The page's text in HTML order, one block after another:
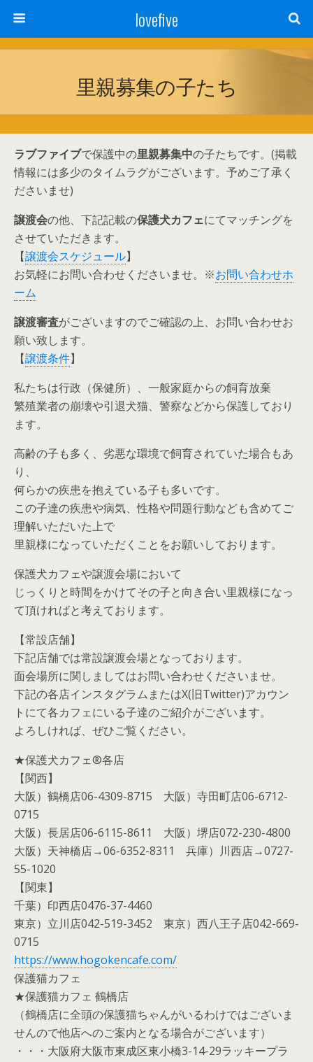
lovefive
里親募集の子たち
ラブファイブで保護中の里親募集中の子たちです。(掲載
情報には多少のタイムラグがございます。予めご了承く
ださいませ)
譲渡会の他、下記記載の保護犬カフェにてマッチングを
させていただきます。
【譲渡会スケジュール】
お気軽にお問い合わせくださいませ。※お問い合わせホ
ーム
譲渡審査がございますのでご確認の上、お問い合わせお
願い致します。
【譲渡条件】
私たちは行政（保健所）、一般家庭からの飼育放棄
繁殖業者の崩壊や引退犬猫、警察などから保護しており
ます。
高齢の子も多く、劣悪な環境で飼育されていた場合もあ
り、
何らかの疾患を抱えている子も多いです。
この子達の疾患や病気、性格や問題行動なども含めてご
理解いただいた上で
里親様になっていただくことをお願いしております。
保護犬カフェや譲渡会場において
じっくりと時間をかけてその子と向き合い里親様になっ
て頂ければと考えております。
【常設店舗】
下記店舗では常設譲渡会場となっております。
面会場所に関しましてはお問い合わせくださいませ。
下記の各店インスタグラムまたはX(旧Twitter)アカウン
トにて各カフェにいる子達のご紹介がございます。
よろしければ、ぜひご覧ください。
★保護犬カフェ®各店
【関西】
大阪）鶴橋店06-4309-8715 大阪）寺田町店06-6712-
0715
大阪）長居店06-6115-8611 大阪）堺店072-230-4800
大阪）天神橋店→06-6352-8311 兵庫）川西店→0727-
55-1020
【関東】
千葉）印西店0476-37-4460
東京）立川店042-519-3452 東京）西八王子店042-669-
0715
https://www.hogokencafe.com/
保護猫カフェ
★保護猫カフェ 鶴橋店
（鶴橋店に全頭の保護猫ちゃんがいるわけではございま
せんので他店へのご案内となる場合がございます）
・・・大阪府大阪市東成区東小橋3-14-29ラッキープラ